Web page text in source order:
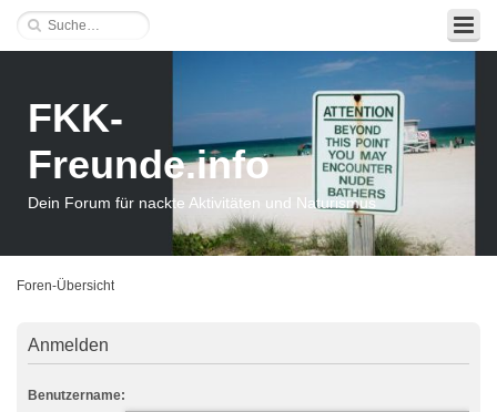
FKK-
Freunde.info
Dein Forum für nackte Aktivitäten und Naturismus
Foren-Übersicht
Anmelden
Benutzername: